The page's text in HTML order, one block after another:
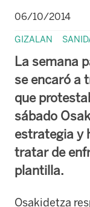
06/10/2014
GIZALAN
La semana
se encaró a
que
sábado
estrategia y
tratar de
plantilla.
Osakidetza